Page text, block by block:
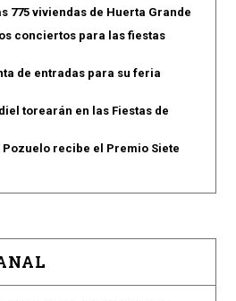
775 viviendas de Huerta Grande
conciertos para las fiestas
de entradas para su feria
torearán en las Fiestas de
Pozuelo recibe el Premio Siete